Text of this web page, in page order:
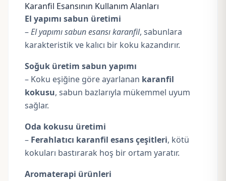
Karanfil Esansının Kullanım Alanları
El yapımı sabun üretimi
–El yapımı sabun esansı karanfil, sabunlara
karakteristik ve kalıcı bir koku kazandırır.
Soğuk üretim sabun yapımı
– Koku eşiğine göre ayarlanan karanfil
kokusu, sabun bazlarıyla mükemmel uyum
sağlar.
Oda kokusu üretimi
– Ferahlatıcı karanfil esans çeşitleri, kötü
kokuları bastırarak hoş bir ortam yaratır.
Aromaterapi ürünleri